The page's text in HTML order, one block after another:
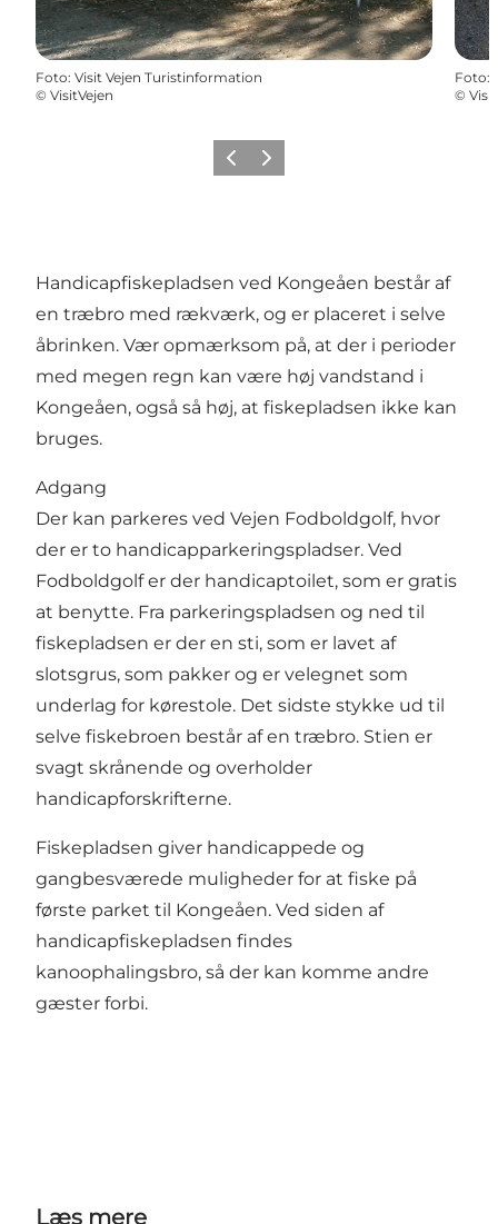
Foto: Visit Vejen Turistinformation
© VisitVejen
Foto:
©
ForrigeNæste
Handicapfiskepladsen ved Kongeåen består af
en træbro med rækværk, og er placeret i selve
åbrinken. Vær opmærksom på, at der i perioder
med megen regn kan være høj vandstand i
Kongeåen, også så høj, at fiskepladsen ikke kan
bruges.
Adgang
Der kan parkeres ved Vejen Fodboldgolf, hvor
der er to handicapparkeringspladser. Ved
Fodboldgolf er der handicaptoilet, som er gratis
at benytte. Fra parkeringspladsen og ned til
fiskepladsen er der en sti, som er lavet af
slotsgrus, som pakker og er velegnet som
underlag for kørestole. Det sidste stykke ud til
selve fiskebroen består af en træbro. Stien er
svagt skrånende og overholder
handicapforskrifterne.
Fiskepladsen giver handicappede og
gangbesværede muligheder for at fiske på
første parket til Kongeåen. Ved siden af
handicapfiskepladsen findes
kanoophalingsbro, så der kan komme andre
gæster forbi.
Læs mere